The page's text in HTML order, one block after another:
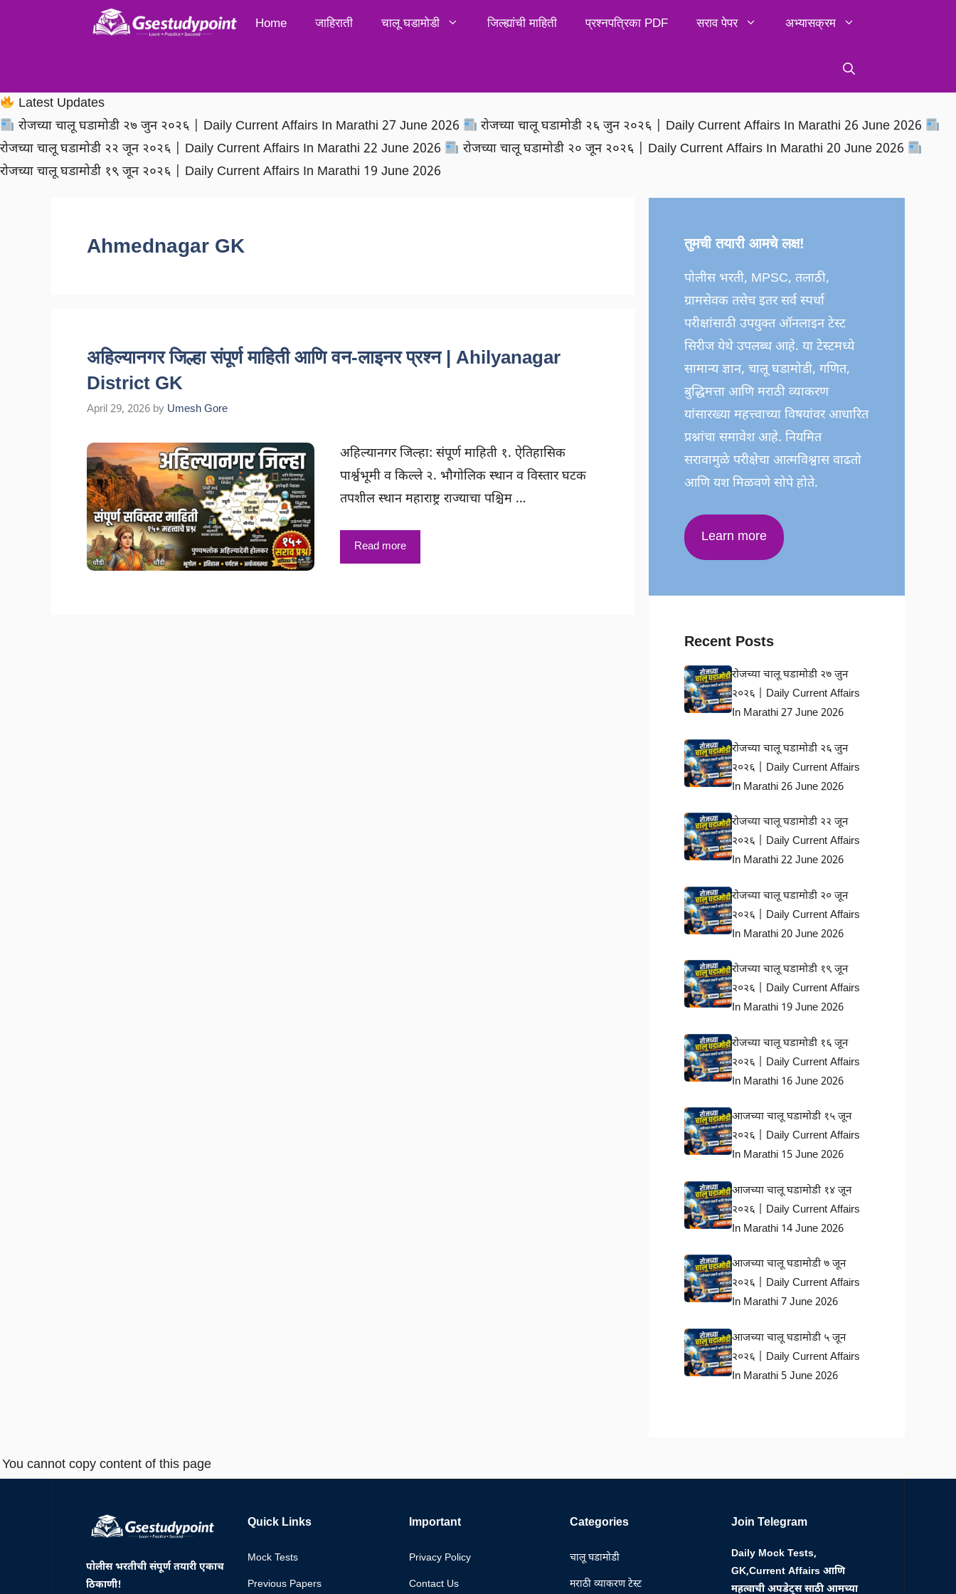
Home जाहिराती चालू घडामोडी जिल्ह्यांची माहिती प्रश्नपत्रिका PDF सराव पेपर अभ्यासक्रम
Latest Updates
रोजच्या चालू घडामोडी २७ जुन २०२६ | Daily Current Affairs In Marathi 27 June 2026
रोजच्या चालू घडामोडी २६ जुन २०२६ | Daily Current Affairs In Marathi 26 June 2026
रोजच्या चालू घडामोडी २२ जून २०२६ | Daily Current Affairs In Marathi 22 June 2026
रोजच्या चालू घडामोडी २० जून २०२६ | Daily Current Affairs In Marathi 20 June 2026
रोजच्या चालू घडामोडी १९ जून २०२६ | Daily Current Affairs In Marathi 19 June 2026
Ahmednagar GK
अहिल्यानगर जिल्हा संपूर्ण माहिती आणि वन-लाइनर प्रश्न | Ahilyanagar
District GK
April 29, 2026 by Umesh Gore
अहिल्यानगर जिल्हा: संपूर्ण माहिती १. ऐतिहासिक
पार्श्वभूमी व किल्ले २. भौगोलिक स्थान व विस्तार घटक
तपशील स्थान महाराष्ट्र राज्याचा पश्चिम …
Read more
तुमची तयारी आमचे लक्ष!
पोलीस भरती, MPSC, तलाठी,
ग्रामसेवक तसेच इतर सर्व स्पर्धा
परीक्षांसाठी उपयुक्त ऑनलाइन टेस्ट
सिरीज येथे उपलब्ध आहे. या टेस्टमध्ये
सामान्य ज्ञान, चालू घडामोडी, गणित,
बुद्धिमत्ता आणि मराठी व्याकरण
यांसारख्या महत्त्वाच्या विषयांवर आधारित
प्रश्नांचा समावेश आहे. नियमित
सरावामुळे परीक्षेचा आत्मविश्वास वाढतो
आणि यश मिळवणे सोपे होते.
Learn more
Recent Posts
रोजच्या चालू घडामोडी २७ जुन
२०२६ | Daily Current Affairs
In Marathi 27 June 2026
रोजच्या चालू घडामोडी २६ जुन
२०२६ | Daily Current Affairs
In Marathi 26 June 2026
रोजच्या चालू घडामोडी २२ जून
२०२६ | Daily Current Affairs
In Marathi 22 June 2026
रोजच्या चालू घडामोडी २० जून
२०२६ | Daily Current Affairs
In Marathi 20 June 2026
रोजच्या चालू घडामोडी १९ जून
२०२६ | Daily Current Affairs
In Marathi 19 June 2026
रोजच्या चालू घडामोडी १६ जून
२०२६ | Daily Current Affairs
In Marathi 16 June 2026
आजच्या चालू घडामोडी १५ जून
२०२६ | Daily Current Affairs
In Marathi 15 June 2026
आजच्या चालू घडामोडी १४ जून
२०२६ | Daily Current Affairs
In Marathi 14 June 2026
आजच्या चालू घडामोडी ७ जून
२०२६ | Daily Current Affairs
In Marathi 7 June 2026
आजच्या चालू घडामोडी ५ जून
२०२६ | Daily Current Affairs
In Marathi 5 June 2026
You cannot copy content of this page
पोलीस भरतीची संपूर्ण तयारी एकाच
ठिकाणी!
Quick Links
Mock Tests
Previous Papers
Important
Privacy Policy
Contact Us
Categories
चालू घडामोडी
मराठी व्याकरण टेस्ट
Join Telegram
Daily Mock Tests,
GK,Current Affairs आणि
महत्वाची अपडेट्स साठी आमच्या